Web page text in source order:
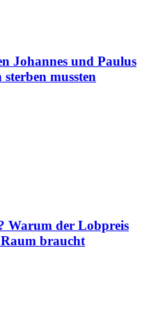
Johannes und Paulus
mussten
Warum der Lobpreis
Raum braucht